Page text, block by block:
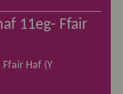
11eg- Ffair
Haf (Y